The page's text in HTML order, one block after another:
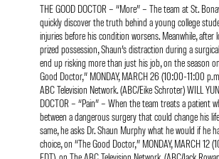
THE GOOD DOCTOR – “More” – The team at St.
quickly discover the truth behind a young college
injuries before his condition worsens. Meanwhile, after
prized possession, Shaun’s distraction during a
end up risking more than just his job, on the season
Good Doctor,” MONDAY, MARCH 26 (10:00-11:00
ABC Television Network. (ABC/Eike Schroter) WILL
DOCTOR – “Pain” – When the team treats a patient
between a dangerous surgery that could change his
same, he asks Dr. Shaun Murphy what he would if he
choice, on “The Good Doctor,” MONDAY, MARCH 12
EDT), on The ABC Television Network. (ABC/Jack